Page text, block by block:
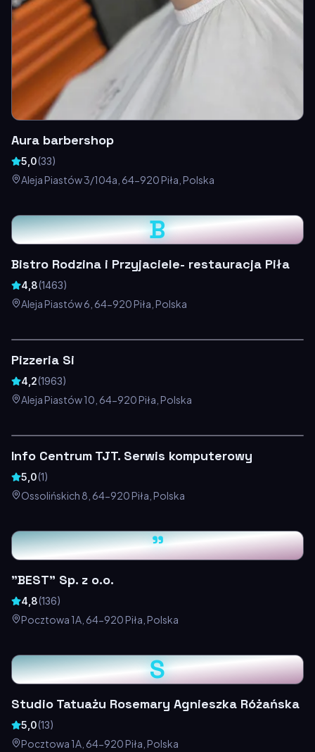
Aura barbershop
5,0(33)
Aleja Piastów 3/104a, 64-920 Piła, Polska
B
Bistro Rodzina i Przyjaciele- restauracja Piła
4,8(1463)
Aleja Piastów 6, 64-920 Piła, Polska
Pizzeria Si
4,2(1963)
Aleja Piastów 10, 64-920 Piła, Polska
Info Centrum TJT. Serwis komputerowy
5,0(1)
Ossolińskich 8, 64-920 Piła, Polska
"
"BEST" Sp. z o.o.
4,8(136)
Pocztowa 1A, 64-920 Piła, Polska
S
Studio Tatuażu Rosemary Agnieszka Różańska
5,0(13)
Pocztowa 1A, 64-920 Piła, Polska